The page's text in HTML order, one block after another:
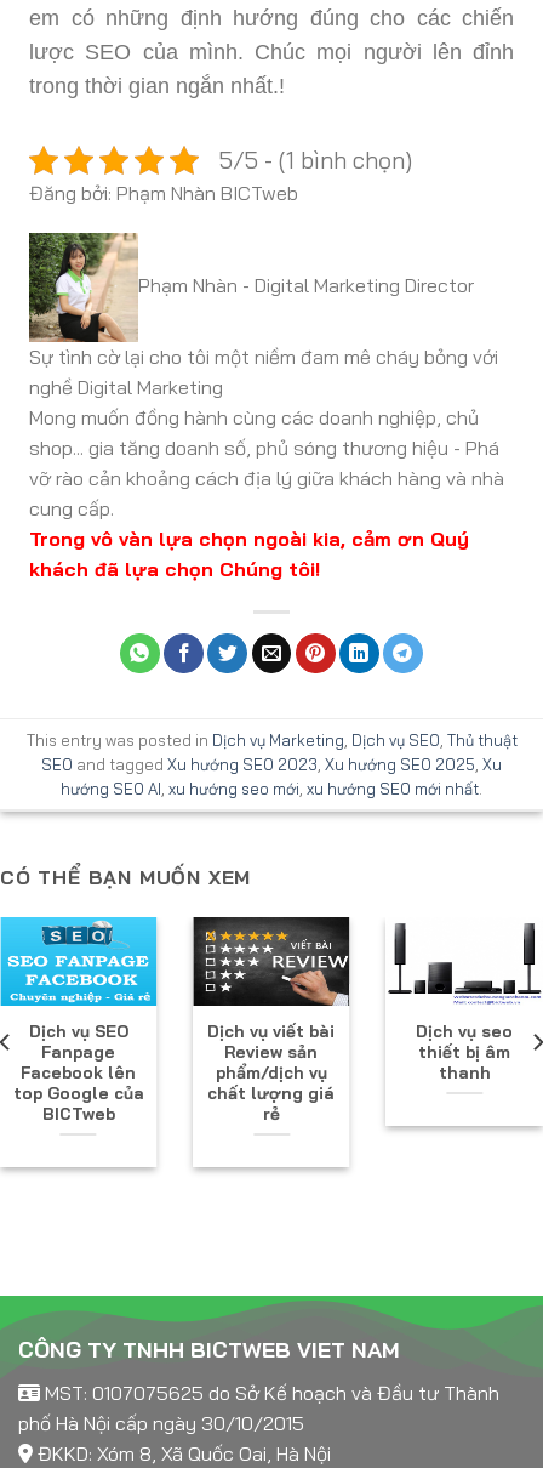
em có những định hướng đúng cho các chiến
lược SEO của mình. Chúc mọi người lên đỉnh
trong thời gian ngắn nhất.!
5/5 - (1 bình chọn)
Đăng bởi: Phạm Nhàn BICTweb
Phạm Nhàn - Digital Marketing Director
Sự tình cờ lại cho tôi một niềm đam mê cháy bỏng với
nghề Digital Marketing
Mong muốn đồng hành cùng các doanh nghiệp, chủ
shop... gia tăng doanh số, phủ sóng thương hiệu - Phá
vỡ rào cản khoảng cách địa lý giữa khách hàng và nhà
cung cấp.
Trong vô vàn lựa chọn ngoài kia, cảm ơn Quý
khách đã lựa chọn Chúng tôi!
This entry was posted in Dịch vụ Marketing Dịch vụ SEO Thủ thuật
SEO and tagged Xu hướng SEO 2023 Xu hướng SEO 2025 Xu
hướng SEO AI xu hướng seo mới xu hướng SEO mới nhất
CÓ THỂ BẠN MUỐN XEM
Dịch vụ SEO
Fanpage
Facebook lên
top Google của
BICTweb
Dịch vụ viết bài
Review sản
phẩm/dịch vụ
chất lượng giá
rẻ
Dịch vụ seo
thiết bị âm
thanh
CÔNG TY TNHH BICTWEB VIET NAM
MST: 0107075625 do Sở Kế hoạch và Đầu tư Thành
phố Hà Nội cấp ngày 30/10/2015
ĐKKD: Xóm 8, Xã Quốc Oai, Hà Nội